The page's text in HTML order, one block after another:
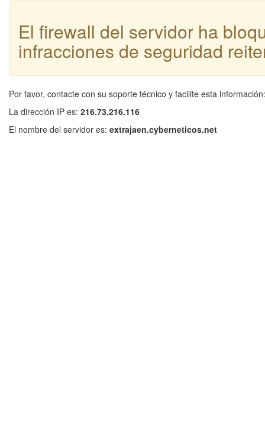
El firewall del servidor ha
infracciones de seguridad
Por favor, contacte con su soporte técnico y facilite esta información:
La dirección IP es: 216.73.216.116
El nombre del servidor es: extrajaen.cyberneticos.net